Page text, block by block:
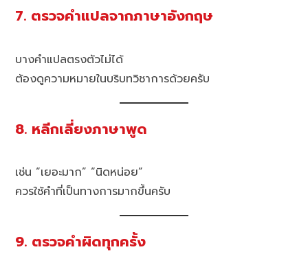
7. ตรวจคำแปลจากภาษาอังกฤษ
บางคำแปลตรงตัวไม่ได้
ต้องดูความหมายในบริบทวิชาการด้วยครับ
8. หลีกเลี่ยงภาษาพูด
เช่น “เยอะมาก” “นิดหน่อย”
ควรใช้คำที่เป็นทางการมากขึ้นครับ
9. ตรวจคำผิดทุกครั้ง